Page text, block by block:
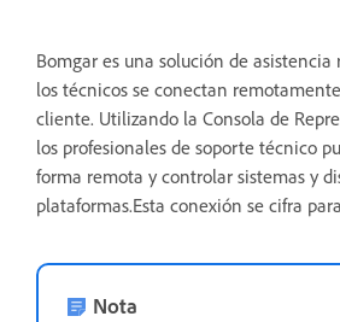
Bomgar es una solución de
los técnicos se conectan
cliente. Utilizando la Consola de
los profesionales de soporte técnico
forma remota y controlar sistemas y
plataformas.Esta conexión se cifra
Nota